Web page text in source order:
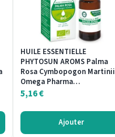
HUILE ESSENTIELLE
PHYTOSUN AROMS Palma
Rosa Cymbopogon Martinii
Omega Pharma…
5,16€
Ajouter